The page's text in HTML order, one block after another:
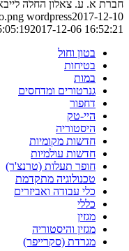
חברת א. ע. צאלון החלה
wordpress2017-12-10
2017-12-06 16:52:21
בטון וחול
בטיחות
במות
גנרטורים ומדחסים
דחפור
היי-טק
היסטוריה
חדשות מקומיות
חדשות עולמיות
חופר תעלות (טרנצ'ר)
טכנולוגיה מתקדמת
כלי עבודה ואביזרים
כללי
מגזין
מגזין והיסטוריה
מגרדת (סקרייפר)